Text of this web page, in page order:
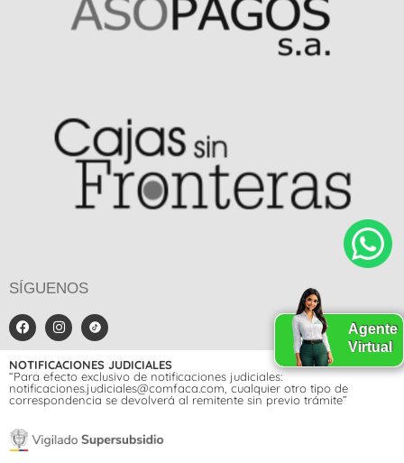
SÍGUENOS
NOTIFICACIONES JUDICIALES
“Para efecto exclusivo de notificaciones judiciales:
notificaciones.judiciales@comfaca.com, cualquier otro tipo de
correspondencia se devolverá al remitente sin previo trámite”
Agente
Virtual